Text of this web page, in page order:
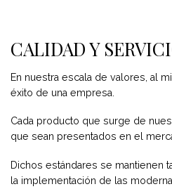
CALIDAD Y
En nuestra escala de valores, al
éxito de una empresa.
Cada producto que surge de
que sean presentados en el
Dichos estándares se mantienen
la implementación de las